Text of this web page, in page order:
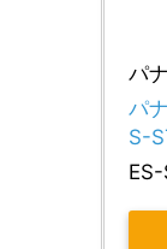
パ
パ
S-